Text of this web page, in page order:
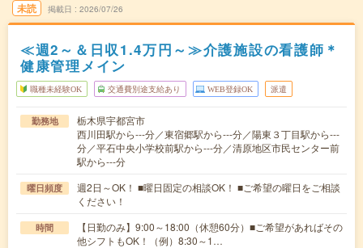
未読 掲載日 2026/07/26
≪週2～＆日収1.4万円～≫介護施設の看護師＊
健康管理メイン
職種未経験OK 交通費別途支給あり WEB登録OK 派遣
勤務地
栃木県宇都宮市
西川田駅から---分／東宿郷駅から---分／陽東３丁目駅から---
分／平石中央小学校前駅から---分／清原地区市民センター前
駅から---分
曜日頻度
週2日～OK！ ■曜日固定の相談OK！ ■ご希望の曜日をご相談
ください！
時間
【日勤のみ】9:00～18:00（休憩60分）■ご希望があればその
他シフトもOK！（例）8:30～1…